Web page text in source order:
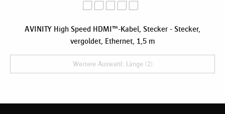
AVINITY High Speed HDMI™-Kabel, Stecker - Stecker,
vergoldet, Ethernet, 1,5 m
Weitere Auswahl: Länge (2)